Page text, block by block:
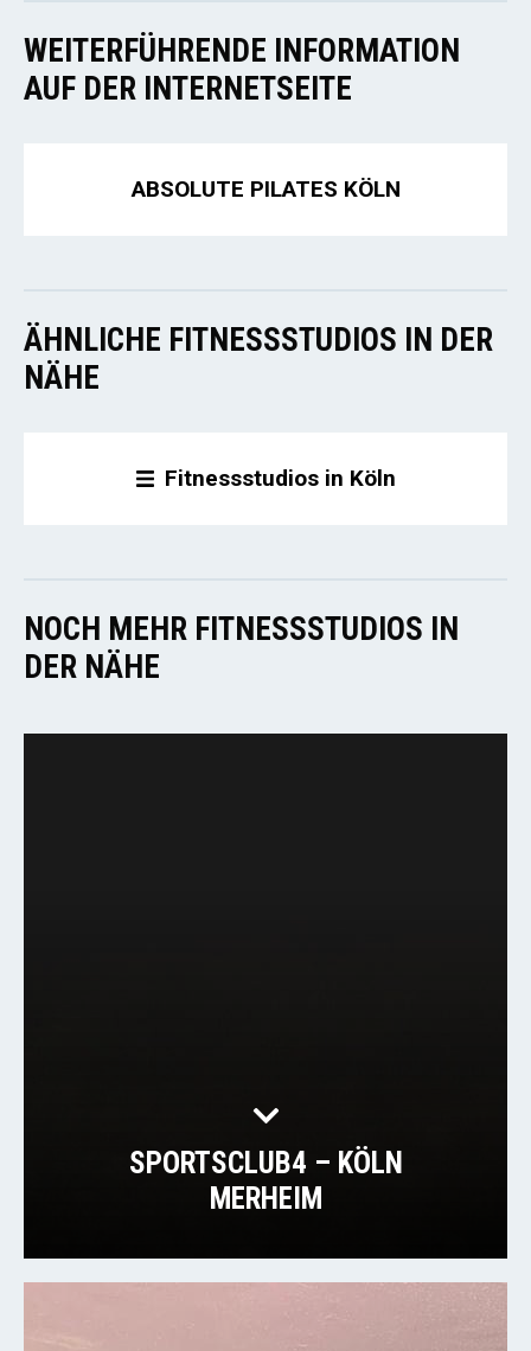
WEITERFÜHRENDE INFORMATION
AUF DER INTERNETSEITE
ABSOLUTE PILATES KÖLN
ÄHNLICHE FITNESSSTUDIOS IN DER
NÄHE
Fitnessstudios in Köln
NOCH MEHR FITNESSSTUDIOS IN
DER NÄHE
SPORTSCLUB4 – KÖLN
MERHEIM